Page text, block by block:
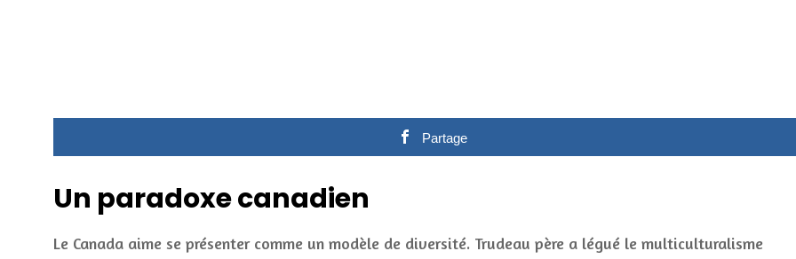
Partage
Un paradoxe canadien
Le Canada aime se présenter comme un modèle de diversité. Trudeau père a légué le multiculturalisme